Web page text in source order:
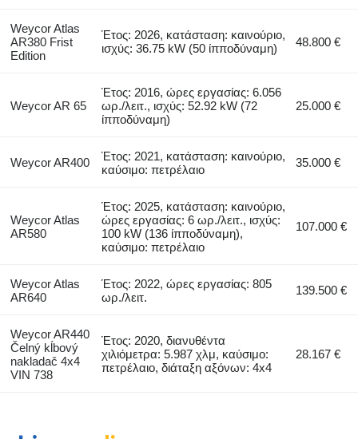
Weycor Atlas
AR380 Frist
Edition
Έτος: 2026, κατάσταση: καινούριο,
ισχύς: 36.75 kW (50 ίπποδύναμη)
48.800 €
Weycor AR 65
Έτος: 2016, ώρες εργασίας: 6.056
ωρ./λειτ., ισχύς: 52.92 kW (72
ίπποδύναμη)
25.000 €
Weycor AR400
Έτος: 2021, κατάσταση: καινούριο,
καύσιμο: πετρέλαιο
35.000 €
Weycor Atlas
AR580
Έτος: 2025, κατάσταση: καινούριο,
ώρες εργασίας: 6 ωρ./λειτ., ισχύς:
100 kW (136 ίπποδύναμη),
καύσιμο: πετρέλαιο
107.000 €
Weycor Atlas
AR640
Έτος: 2022, ώρες εργασίας: 805
ωρ./λειτ.
139.500 €
Weycor AR440
Čelný kĺbový
nakladač 4x4
VIN 738
Έτος: 2020, διανυθέντα
χιλιόμετρα: 5.987 χλμ, καύσιμο:
πετρέλαιο, διάταξη αξόνων: 4x4
28.167 €